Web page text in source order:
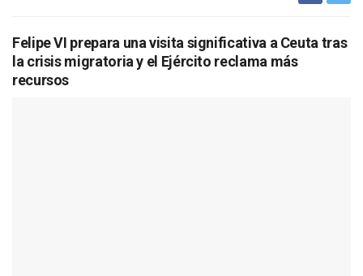
Felipe VI prepara una visita significativa a Ceuta tras
la crisis migratoria y el Ejército reclama más
recursos